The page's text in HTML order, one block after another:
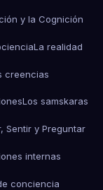
y la Cognición
La realidad
creencias
Los samskaras
Sentir y Preguntar
internas
conciencia